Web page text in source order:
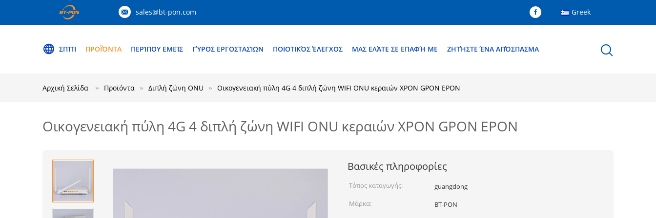
sales@bt-pon.com Greek
ΣΠΊΤΙ ΠΡΟΪΌΝΤΑ ΠΕΡΊΠΟΥ ΕΜΕΊΣ ΓΎΡΟΣ ΕΡΓΟΣΤΑΣΊΩΝ ΠΟΙΟΤΙΚΌΣ ΈΛΕΓΧΟΣ ΜΑΣ ΕΛΆΤΕ ΣΕ ΕΠΑΦΉ ΜΕ ΖΗΤΉΣΤΕ ΈΝΑ ΑΠΌΣΠΑΣΜΑ
Αρχική Σελίδα Προϊόντα Διπλή ζώνη ONU Οικογενειακή πύλη 4G 4 διπλή ζώνη WIFI ONU κεραιών XPON GPON EPON
Οικογενειακή πύλη 4G 4 διπλή ζώνη WIFI ONU κεραιών XPON GPON EPON
Βασικές πληροφορίες
Τόπος καταγωγής:
guangdong
Μάρκα:
BT-PON